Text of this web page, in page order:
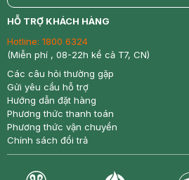
return nowfree
HỖ TRỢ KHÁCH HÀNG
Hotline: 1800 6324
(Miễn phí , 08-22h kể cả T7, CN)
Các câu hỏi thường gặp
Gửi yêu cầu hỗ trợ
Hướng dẫn đặt hàng
Phương thức thanh toán
Phương thức vận chuyển
Chính sách đổi trả